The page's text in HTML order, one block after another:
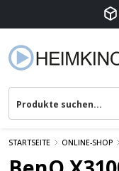
STARTSEITE ONLINE-SHOP